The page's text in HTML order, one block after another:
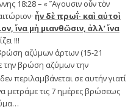
18:28 – « ῎Αγουσιν οὖν τὸν
ἦν δὲ πρωΐ· καὶ αὐτοὶ
ἵνα μὴ μιανθῶσιν, ἀλλ’ ἵνα
!!!
αζύμων άρτων (15-21
την βρώση αζύμων την
περιλαμβάνεται σε αυτήν γιατί
μετράμε τις 7 ημέρες βρώσεως